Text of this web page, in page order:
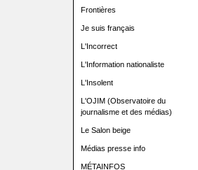
Frontières
Je suis français
L'Incorrect
L'Information nationaliste
L'Insolent
L'OJIM (Observatoire du
journalisme et des médias)
Le Salon beige
Médias presse info
MÉTAINFOS